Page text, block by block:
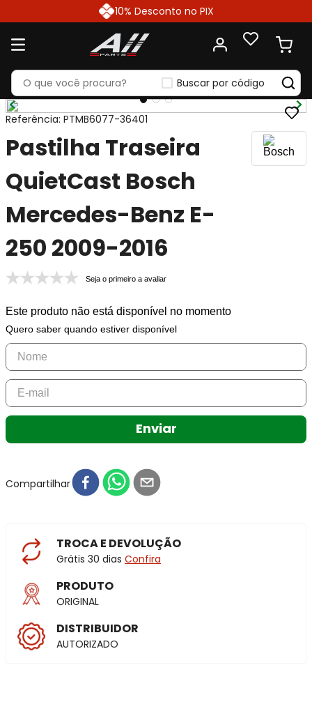
10% Desconto no PIX
Buscar por código
Referência: PTMB6077-36401
Pastilha Traseira
QuietCast Bosch
Mercedes-Benz E-
250 2009-2016
Seja o primeiro a avaliar
Este produto não está disponível no momento
Quero saber quando estiver disponível
Enviar
Compartilhar
TROCA E DEVOLUÇÃO
Grátis 30 dias Confira
PRODUTO
ORIGINAL
DISTRIBUIDOR
AUTORIZADO